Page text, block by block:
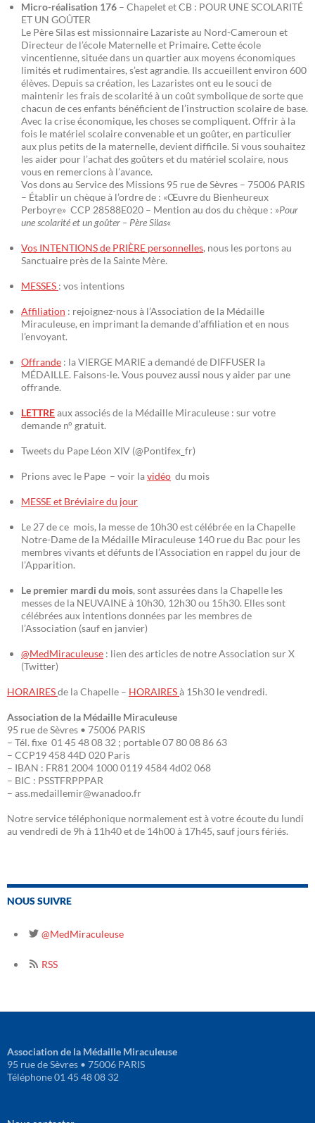
Micro-réalisation 176 – Chapelet et CB : POUR UNE SCOLARITÉ
ET UN GOÛTER
Le Père Silas est missionnaire Lazariste au Nord-Cameroun et
Directeur de l’école Maternelle et Primaire. Cette école
vincentienne, située dans un quartier aux moyens économiques
limités et rudimentaires, s’est agrandie. Ils accueillent environ 600
élèves. Depuis sa création, les Lazaristes ont eu le souci de
maintenir les frais de scolarité à un coût symbolique de sorte que
chacun de ces enfants bénéficient de l’instruction scolaire de base.
Avec la crise économique, les choses se compliquent. Offrir à la
fois le matériel scolaire convenable et un goûter, en particulier
aux plus petits de la maternelle, devient difficile. Si vous souhaitez
les aider pour l’achat des goûters et du matériel scolaire, nous
vous en remercions à l’avance.
Vos dons au Service des Missions 95 rue de Sèvres – 75006 PARIS
– Établir un chèque à l’ordre de : «Œuvre du Bienheureux
Perboyre» CCP 28588E020 – Mention au dos du chèque : »Pour
une scolarité et un goûter – Père Silas«
Vos INTENTIONS de PRIÈRE personnelles, nous les portons au
Sanctuaire près de la Sainte Mère.
MESSES : vos intentions
Affiliation : rejoignez-nous à l’Association de la Médaille
Miraculeuse, en imprimant la demande d’affiliation et en nous
l’envoyant.
Offrande : la VIERGE MARIE a demandé de DIFFUSER la
MÉDAILLE. Faisons-le. Vous pouvez aussi nous y aider par une
offrande.
LETTREaux associés de la Médaille Miraculeuse : sur votre
demande n° gratuit.
Tweets du Pape Léon XIV (@Pontifex_fr)
Prions avec le Pape – voir lavidéo du mois
MESSE et Bréviaire du jour
Le 27 de ce mois, la messe de 10h30 est célébrée en la Chapelle
Notre-Dame de la Médaille Miraculeuse 140 rue du Bac pour les
membres vivants et défunts de l’Association en rappel du jour de
l’Apparition.
Le premier mardi du mois, sont assurées dans la Chapelle les
messes de la NEUVAINE à 10h30, 12h30 ou 15h30. Elles sont
célébrées aux intentions données par les membres de
l’Association (sauf en janvier)
@MedMiraculeuse : lien des articles de notre Association sur X
(Twitter)
HORAIRESde la Chapelle – HORAIRESà 15h30 le vendredi.
Association de la Médaille Miraculeuse
95 rue de Sèvres • 75006 PARIS
– Tél. fixe 01 45 48 08 32 ; portable 07 80 08 86 63
– CCP19 458 44D 020 Paris
– IBAN : FR81 2004 1000 0119 4584 4d02 068
– BIC : PSSTFRPPPAR
– ass.medaillemir@wanadoo.fr
Notre service téléphonique normalement est à votre écoute du lundi
au vendredi de 9h à 11h40 et de 14h00 à 17h45, sauf jours fériés.
NOUS SUIVRE
@MedMiraculeuse
RSS
Association de la Médaille Miraculeuse
95 rue de Sèvres • 75006 PARIS
Téléphone 01 45 48 08 32